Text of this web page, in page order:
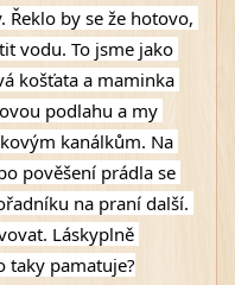
by se že hotovo,
vodu. To jsme jako
košťata a maminka
podlahu a my
kanálkům. Na
pověšení prádla se
na praní další.
Láskyplně
taky pamatuje?